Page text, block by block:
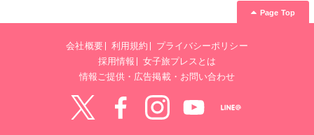
Page Top
会社概要 利用規約
プライバシーポリシー
採用情報
女子旅プレスとは
情報ご提供・広告掲載・お問い合わせ